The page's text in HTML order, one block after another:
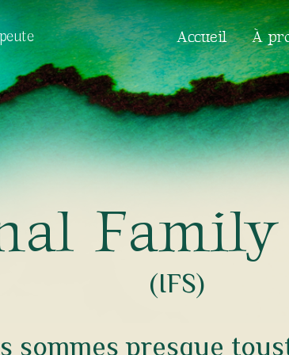
Accueil À
al Family
(IFS)
sommes presque